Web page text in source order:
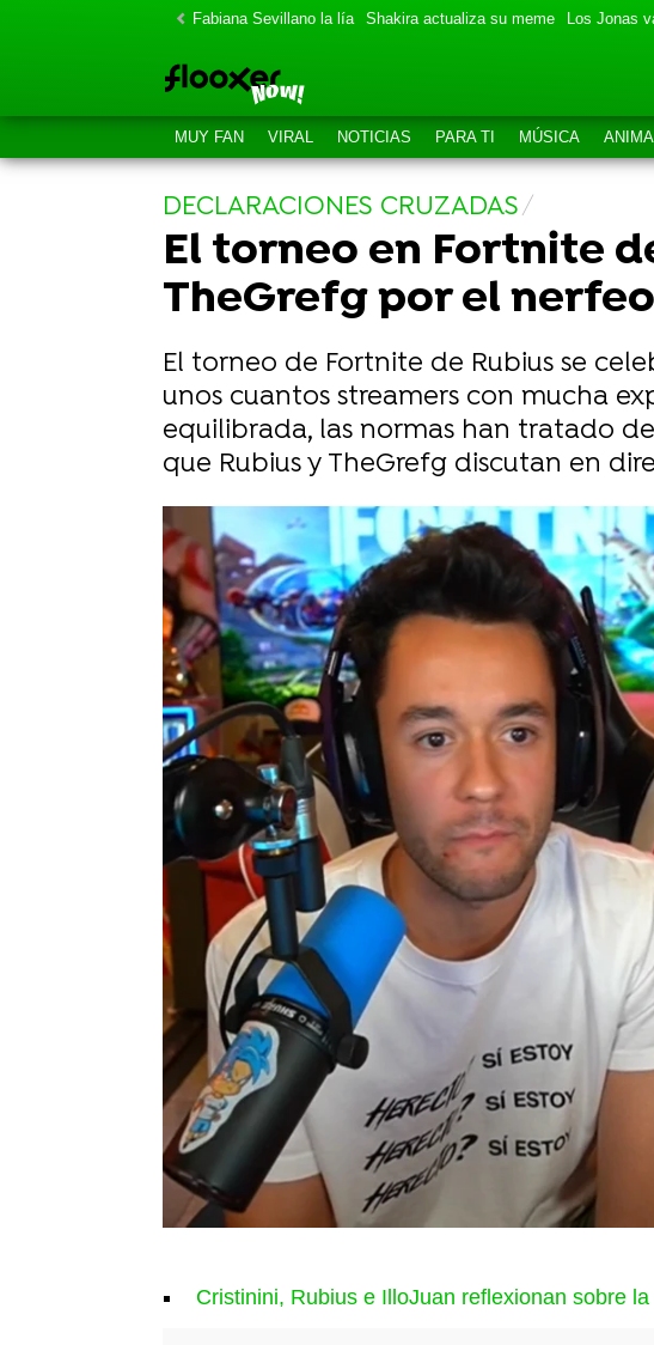
Fabiana Sevillano la lía Shakira actualiza su meme Los Jonas
MUY FAN VIRAL NOTICIAS PARA TI MÚSICA
DECLARACIONES CRUZADAS
El torneo en Fortnite
TheGrefg por el
El torneo de Fortnite de Rubius se
unos cuantos streamers con mucha
equilibrada, las normas han tratado
que Rubius y TheGrefg discutan en
Cristinini, Rubius e IlloJuan reflexionan sobre